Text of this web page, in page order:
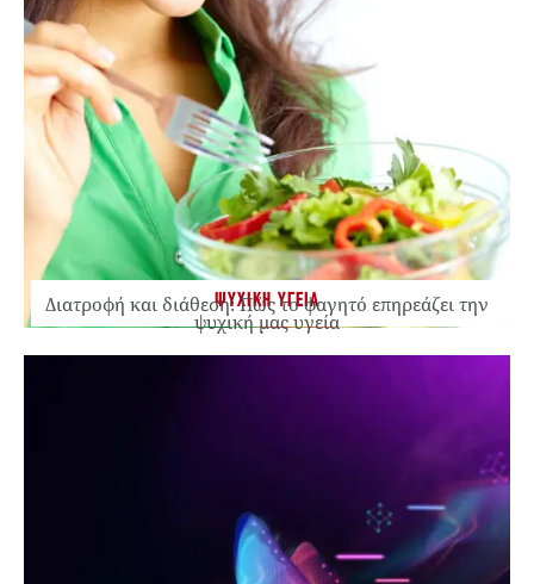
ΨΥΧΙΚΗ ΥΓΕΙΑ
Διατροφή και διάθεση: Πώς το φαγητό επηρεάζει την
ψυχική μας υγεία